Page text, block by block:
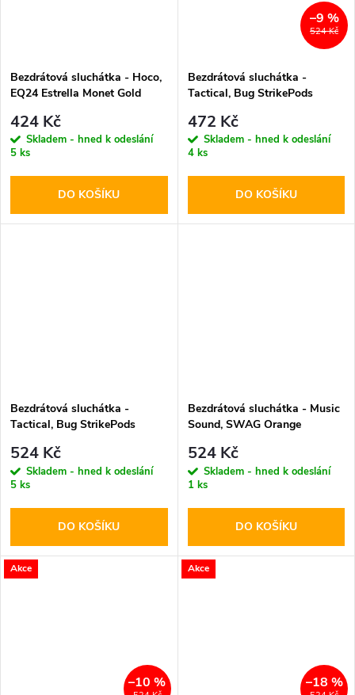
Bezdrátová sluchátka - Hoco,
EQ24 Estrella Monet Gold
424 Kč
Skladem - hned k odeslání
5 ks
DO KOŠÍKU
524 Kč
–9 %
Bezdrátová sluchátka -
Tactical, Bug StrikePods
472 Kč
Skladem - hned k odeslání
4 ks
DO KOŠÍKU
Bezdrátová sluchátka -
Tactical, Bug StrikePods
524 Kč
Skladem - hned k odeslání
5 ks
DO KOŠÍKU
Bezdrátová sluchátka - Music
Sound, SWAG Orange
524 Kč
Skladem - hned k odeslání
1 ks
DO KOŠÍKU
Akce
–10 %
Akce
–18 %